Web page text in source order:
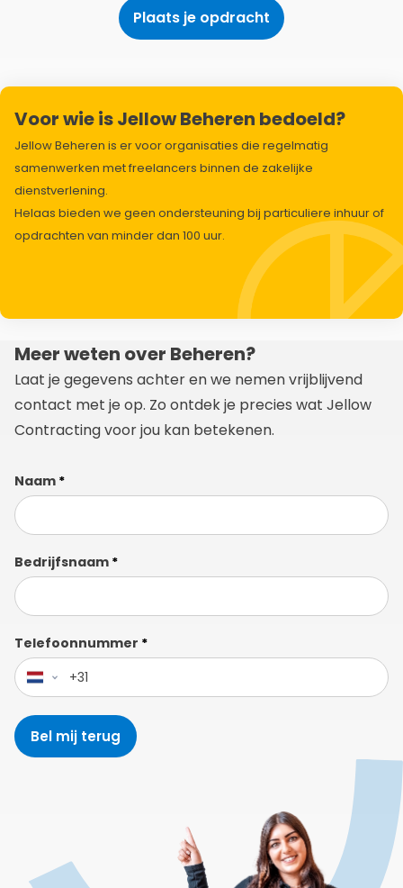
Plaats je opdracht
Voor wie is Jellow Beheren bedoeld?
Jellow Beheren is er voor organisaties die regelmatig
samenwerken met freelancers binnen de zakelijke
dienstverlening.
Helaas bieden we geen ondersteuning bij particuliere inhuur of
opdrachten van minder dan 100 uur.
Meer weten over Beheren?
Laat je gegevens achter en we nemen vrijblijvend
contact met je op. Zo ontdek je precies wat Jellow
Contracting voor jou kan betekenen.
Meer
weten
over
Naam *
Bedrijfsnaam *
Telefoonnummer *
Netherlands
+31
Bel mij terug